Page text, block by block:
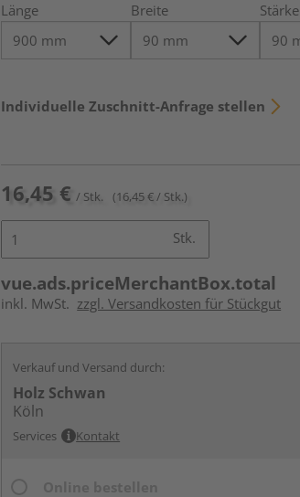
Länge Breite Stärke
Individuelle Zuschnitt-Anfrage stellen
16,45 € / Stk. (16,45 € / Stk.)
Stk.
vue.ads.priceMerchantBox.total
inkl. MwSt. zzgl. Versandkosten für Stückgut
Verkauf und Versand durch:
Holz Schwan
Köln
Services Kontakt